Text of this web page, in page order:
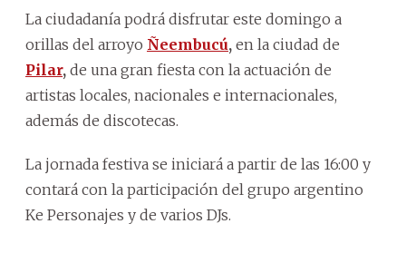
La ciudadanía podrá disfrutar este domingo a
orillas del arroyo Ñeembucú, en la ciudad de
Pilar, de una gran fiesta con la actuación de
artistas locales, nacionales e internacionales,
además de discotecas.
La jornada festiva se iniciará a partir de las 16:00 y
contará con la participación del grupo argentino
Ke Personajes y de varios DJs.